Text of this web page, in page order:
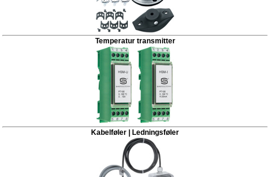
Temperatur transmitter
Kabelføler | Ledningsføler